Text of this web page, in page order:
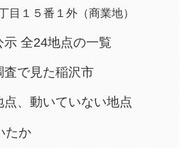
１５番１外（商業地）
全24地点の一覧
で見た稲沢市
、動いていない地点
たか